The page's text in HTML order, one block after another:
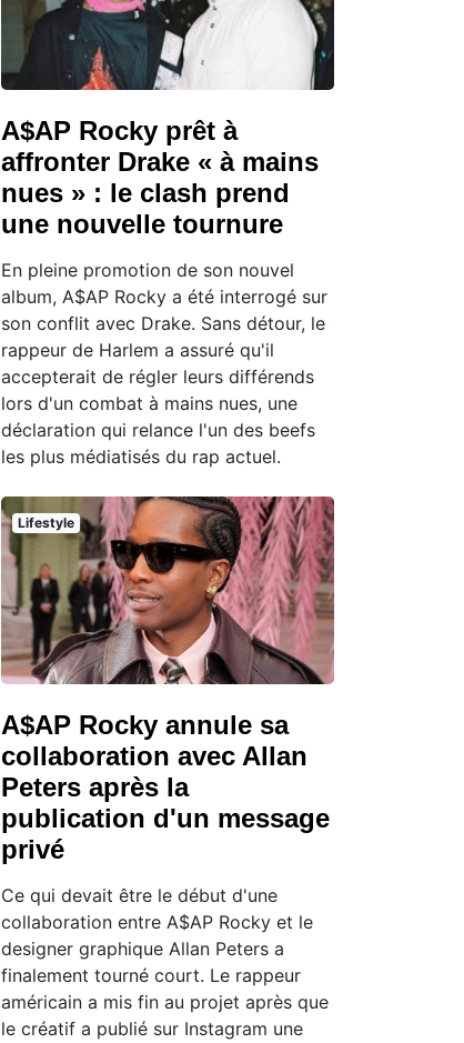
A$AP Rocky prêt à
affronter Drake « à mains
nues » : le clash prend
une nouvelle tournure
En pleine promotion de son nouvel
album, A$AP Rocky a été interrogé sur
son conflit avec Drake. Sans détour, le
rappeur de Harlem a assuré qu'il
accepterait de régler leurs différends
lors d'un combat à mains nues, une
déclaration qui relance l'un des beefs
les plus médiatisés du rap actuel.
Lifestyle
A$AP Rocky annule sa
collaboration avec Allan
Peters après la
publication d'un message
privé
Ce qui devait être le début d'une
collaboration entre A$AP Rocky et le
designer graphique Allan Peters a
finalement tourné court. Le rappeur
américain a mis fin au projet après que
le créatif a publié sur Instagram une